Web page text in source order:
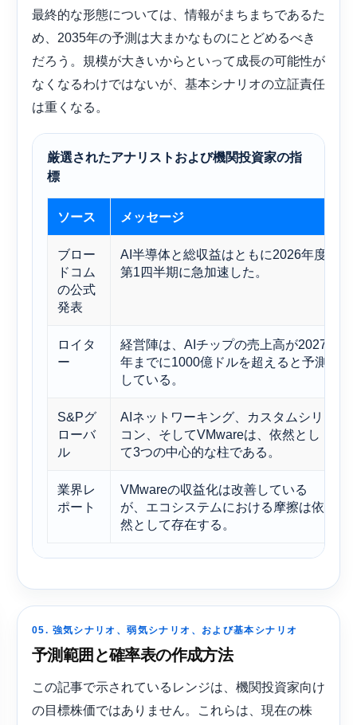
最終的な形態については、情報がまちまちであるた
め、2035年の予測は大まかなものにとどめるべき
だろう。規模が大きいからといって成長の可能性が
なくなるわけではないが、基本シナリオの立証責任
は重くなる。
厳選されたアナリストおよび機関投資家の指
標
ソース メッセージ
ブロー
ドコム
の公式
発表
AI半導体と総収益はともに2026年度
第1四半期に急加速した。
ロイタ
ー
経営陣は、AIチップの売上高が2027
年までに1000億ドルを超えると予測
している。
S&Pグ
ローバ
ル
AIネットワーキング、カスタムシリ
コン、そしてVMwareは、依然とし
て3つの中心的な柱である。
業界レ
ポート
VMwareの収益化は改善している
が、エコシステムにおける摩擦は依
然として存在する。
05. 強気シナリオ、弱気シナリオ、および基本シナリオ
予測範囲と確率表の作成方法
この記事で示されているレンジは、機関投資家向け
の目標株価ではありません。これらは、現在の株